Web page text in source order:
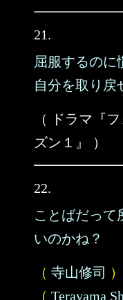
21.
屈服するのに
自分を取り戻
（ ドラマ『
ズン１』 ）
22.
ことばだって
いのかね？
（ 寺山修司 ）
（ Terayama